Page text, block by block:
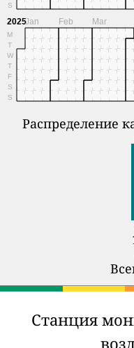
S
2025
M
T
W
T
F
S
S
Jan Feb Mar
Распределение
Станция